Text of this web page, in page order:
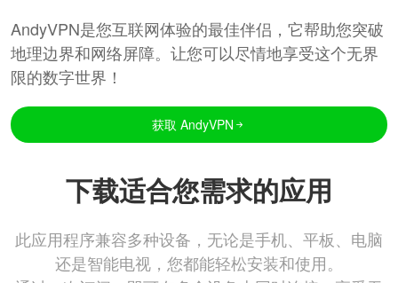
AndyVPN是您互联网体验的最佳伴侣，它帮助您突破
地理边界和网络屏障。让您可以尽情地享受这个无界
限的数字世界！
获取 AndyVPN
下载适合您需求的应用
此应用程序兼容多种设备，无论是手机、平板、电脑
还是智能电视，您都能轻松安装和使用。